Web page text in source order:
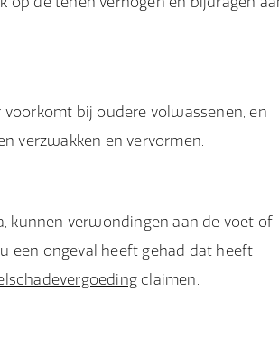
bij oudere volwassenen, en
verzwakken en vervormen.
kunnen verwondingen aan de voet of
een ongeval heeft gehad dat heeft
claimen.